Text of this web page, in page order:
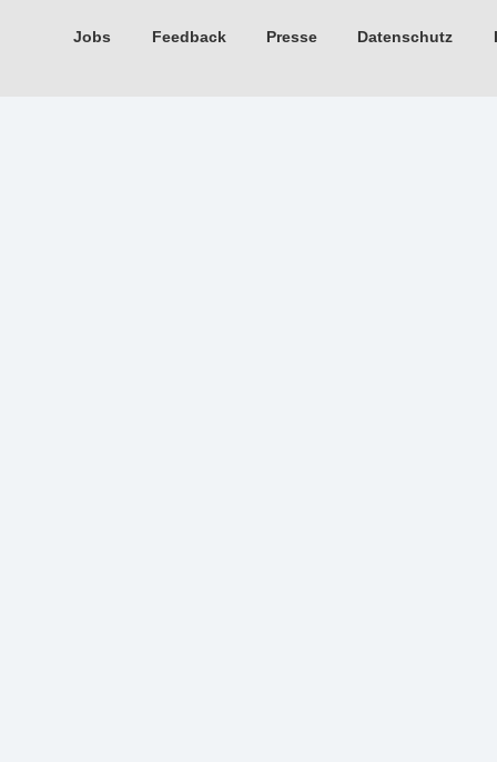
Jobs Feedback Presse Datenschutz